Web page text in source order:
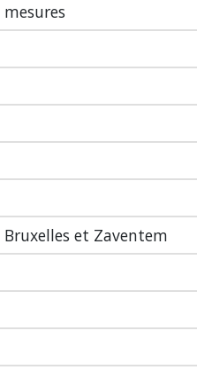
et Zaventem